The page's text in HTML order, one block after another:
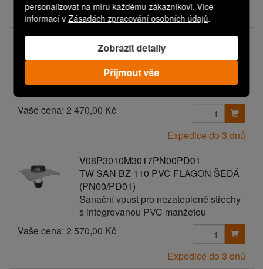
personalizovat na míru každému zákazníkovi. Více
informací vZásadách zpracování osobních údajů.
Zobrazit detaily
Přijmout vše
Expedice do 3 dnů
V08P3010M3017PN00PD00
TW SAN BZ 110 PVC FLAGON ŠEDÁ
Sanační vpust pro nezateplené střechy
s integrovanou PVC manžetou
Vaše cena: 2 470,00 Kč
Expedice do 3 dnů
V08P3010M3017PN00PD01
TW SAN BZ 110 PVC FLAGON ŠEDÁ
(PN00/PD01)
Sanační vpust pro nezateplené střechy
s integrovanou PVC manžetou
Vaše cena: 2 570,00 Kč
Expedice do 3 dnů